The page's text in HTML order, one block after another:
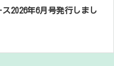
2026年6月号発行しまし